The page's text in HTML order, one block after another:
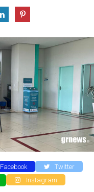
Facebook
Twitter
Instagram